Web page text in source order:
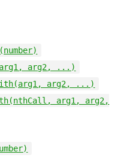
arg2, ...)
arg2, ...)
arg1, arg2,